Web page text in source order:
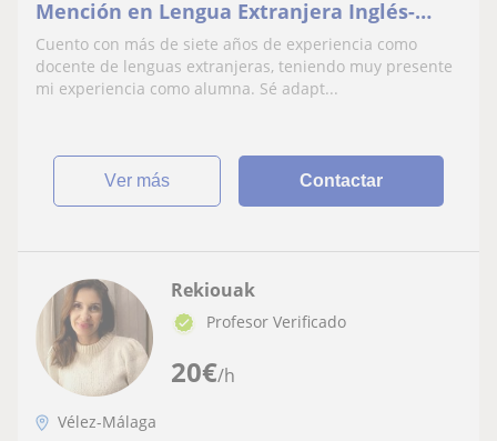
Mención en Lengua Extranjera Inglés-
Francés
Cuento con más de siete años de experiencia como
docente de lenguas extranjeras, teniendo muy presente
mi experiencia como alumna. Sé adapt...
ver más Contactar
20€/h
Rekiouak
Profesor Verificado
Vélez-Málaga